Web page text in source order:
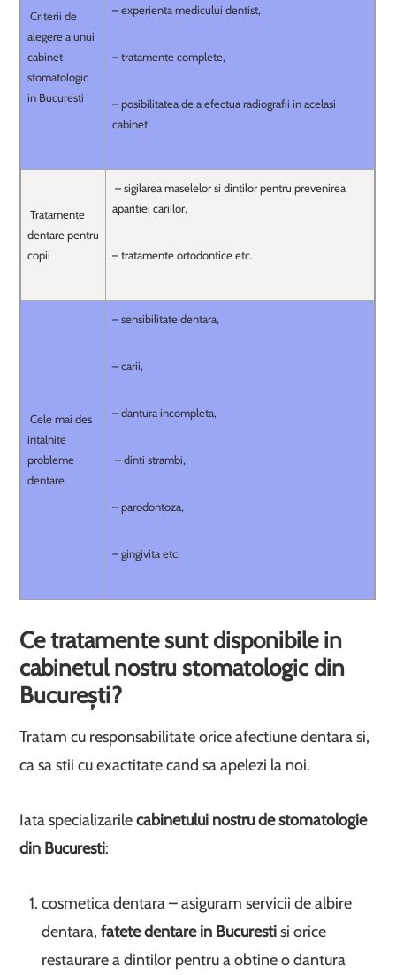
Criterii de
alegere a unui
cabinet
stomatologic
in Bucuresti
– experienta medicului dentist,
– tratamente complete,
– posibilitatea de a efectua radiografii in acelasi
cabinet
Tratamente
dentare pentru
copii
– sigilarea maselelor si dintilor pentru prevenirea
aparitiei cariilor,
– tratamente ortodontice etc.
Cele mai des
intalnite
probleme
dentare
– sensibilitate dentara,
– carii,
– dantura incompleta,
– dinti strambi,
– parodontoza,
– gingivita etc.
Ce tratamente sunt disponibile in
cabinetul nostru stomatologic din
București?
Tratam cu responsabilitate orice afectiune dentara si,
ca sa stii cu exactitate cand sa apelezi la noi.
Iata specializarilecabinetului nostru de stomatologie
din Bucuresti:
cosmetica dentara – asiguram servicii de albire
dentara,fatete dentare in Bucurestisi orice
restaurare a dintilor pentru a obtine o dantura